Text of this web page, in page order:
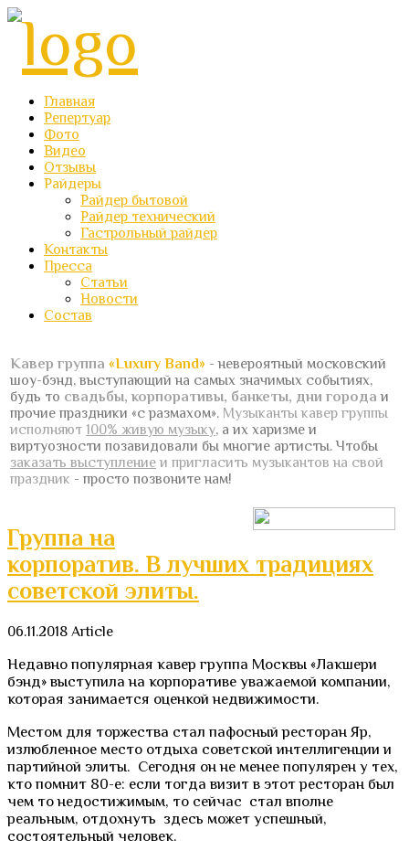
Главная
Репертуар
Фото
Видео
Отзывы
Райдеры
Райдер бытовой
Райдер технический
Гастрольный райдер
Контакты
Пресса
Статьи
Новости
Состав
Кавер группа «Luxury Band» - невероятный московский
шоу-бэнд, выступающий на самых значимых событиях,
будь то свадьбы, корпоративы, банкеты, дни города и
прочие праздники «с размахом». Музыканты кавер группы
исполняют 100% живую музыку, а их харизме и
виртуозности позавидовали бы многие артисты.Чтобы
заказать выступлениеи пригласить музыкантов на свой
праздник - просто позвоните нам!
Группа на
корпоратив. В лучших традициях
советской элиты.
06.11.2018 Article
Недавно популярная кавер группа Москвы «Лакшери
бэнд» выступила на корпоративе уважаемой компании,
которая занимается оценкой недвижимости.
Местом для торжества стал пафосный ресторан Яр,
излюбленное место отдыха советской интеллигенции и
партийной элиты. Сегодня он не менее популярен у тех,
кто помнит 80-е: если тогда визит в этот ресторан был
чем то недостижимым, то сейчас стал вполне
реальным, отдохнуть здесь может успешный,
состоятельный человек.